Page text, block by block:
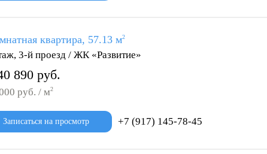
квартира, 57.13 м2
3-й проезд / ЖК «Развитие»
890 руб.
руб. / м2
Записаться на просмотр +7 (917) 145-78-45